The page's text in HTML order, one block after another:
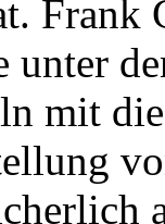
Frank
unter
mit